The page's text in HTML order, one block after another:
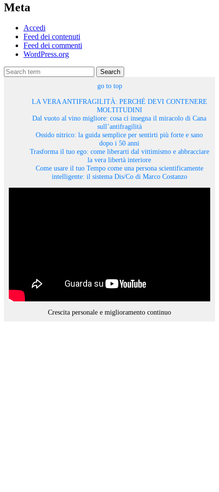
Meta
Accedi
Feed dei contenuti
Feed dei commenti
WordPress.org
Search
go to top
LA VERA ANTIFRAGILITÀ: PERCHÉ DEVI CONTENERE
MOLTITUDINI
Dal vuoto al vino migliore: cosa ci insegna il miracolo di Cana
sull’antifragilità
Ossido nitrico: la guida semplice per sentirti più forte e sano
dopo i 50 anni
Trasforma il tuo ego: come liberarti dal vittimismo e abbracciare
la vera libertà interiore
Come usare il tuo Tempo come una persona scientificamente
intelligente: il sistema Dis/Co di Marco Costanzo
Crescita personale e miglioramento continuo